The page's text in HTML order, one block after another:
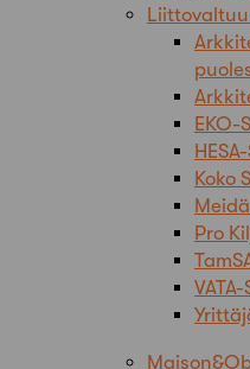
EKO-
Koko
Pro